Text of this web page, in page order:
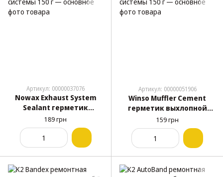
Артикул: 00000037076
Nowax Exhaust System
Sealant герметик
выхлопной системы 150 г
189 грн
Артикул: 00000051906
Winso Muffler Cement
герметик выхлопной
системы 150 г
159 грн